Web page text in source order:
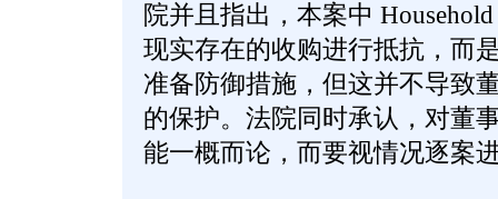
院并且指出，本案中
现实存在的收购进行抵抗，而
准备防御措施，但这并不导致
的保护。法院同时承认，对董
能一概而论，而要视情况逐案